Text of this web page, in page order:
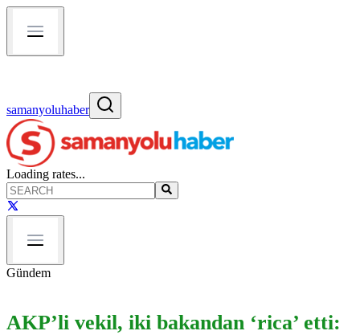
samanyoluhaber
Loading rates...
Gündem
AKP’li vekil, iki bakandan ‘rica’ etti: